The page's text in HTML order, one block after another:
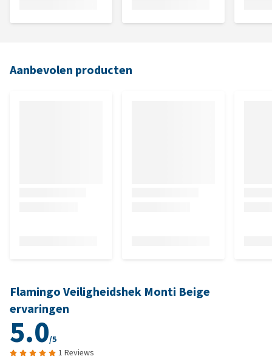
Aanbevolen producten
Flamingo Veiligheidshek Monti Beige
ervaringen
5.0/5
1 Reviews